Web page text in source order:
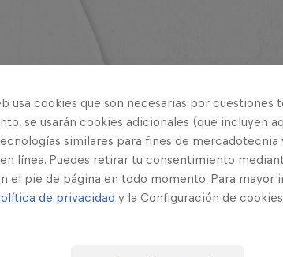
usa cookies que son necesarias por cuestiones
se usarán cookies adicionales (que incluyen
similares para fines de mercadotecnia
línea. Puedes retirar tu consentimiento
el pie de página en todo momento. Para mayor
de privacidad y la Configuración de